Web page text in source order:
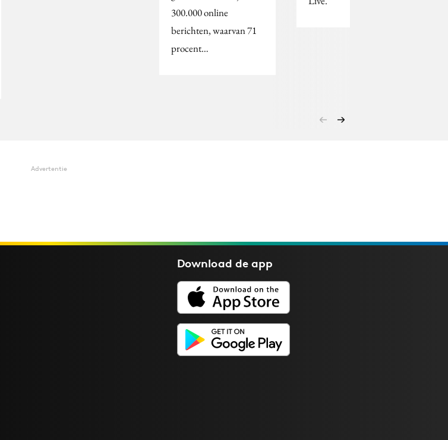
300.000 online
berichten, waarvan 71
procent…
Advertentie
Download deapp